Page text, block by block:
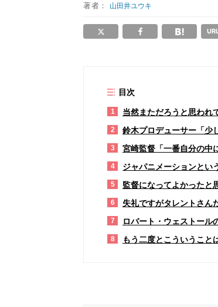
著者： 山田井ユウキ
目次
1 当然まただろうと思われ
2 鈴木プロデューサー「少
3 宮崎監督「一番自分の中
4 ジャパニメーションとい
5 監督になってよかったと
6 失礼ですがタレントさん
7 ロバート・ウェストール
8 もう二度とこういうこと